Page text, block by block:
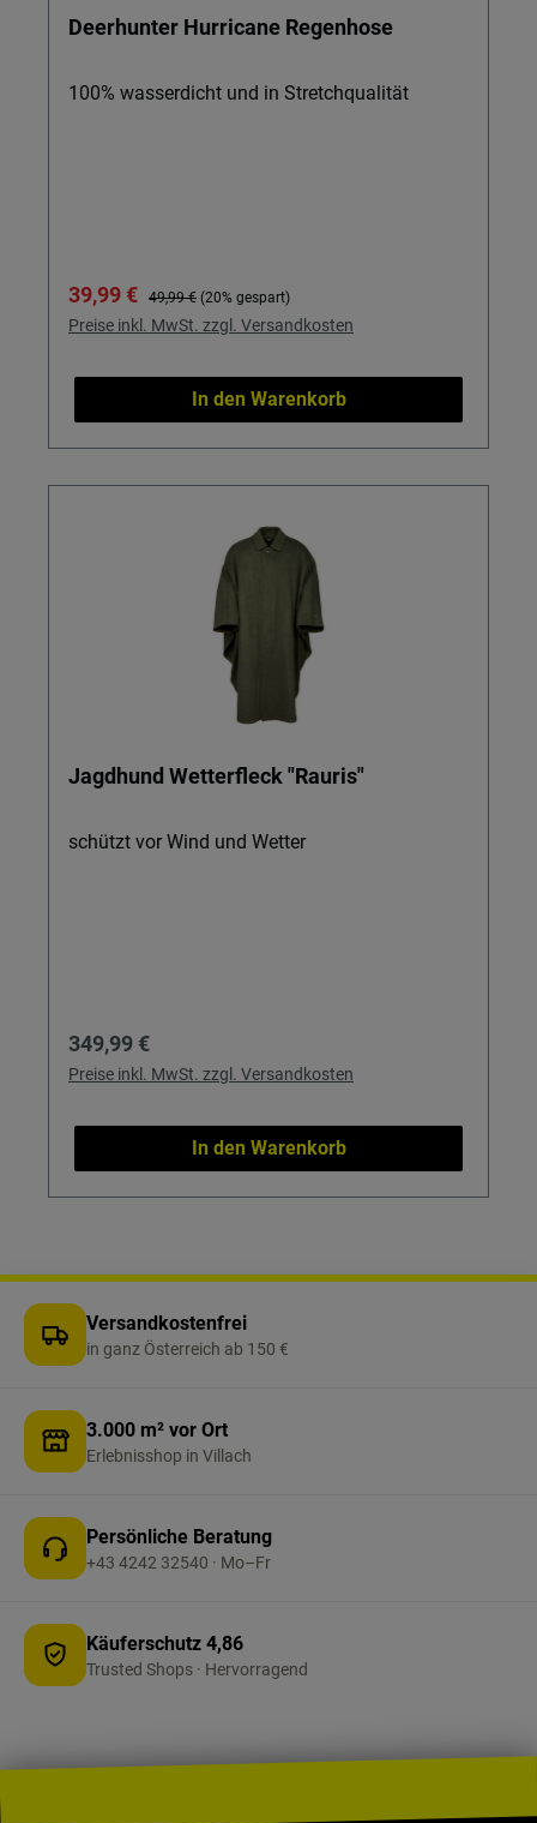
Deerhunter Hurricane Regenhose
100% wasserdicht und in Stretchqualität
Verkaufspreis:
39,99 € Regulärer Preis:
49,99 € (20% gespart)
Preise inkl. MwSt. zzgl. Versandkosten
In den Warenkorb
Jagdhund Wetterfleck "Rauris"
schützt vor Wind und Wetter
Regulärer Preis:
349,99 €
Preise inkl. MwSt. zzgl. Versandkosten
In den Warenkorb
Versandkostenfrei
in ganz Österreich ab 150 €
3.000 m² vor Ort
Erlebnisshop in Villach
Persönliche Beratung
+43 4242 32540 · Mo–Fr
Käuferschutz 4,86
Trusted Shops · Hervorragend